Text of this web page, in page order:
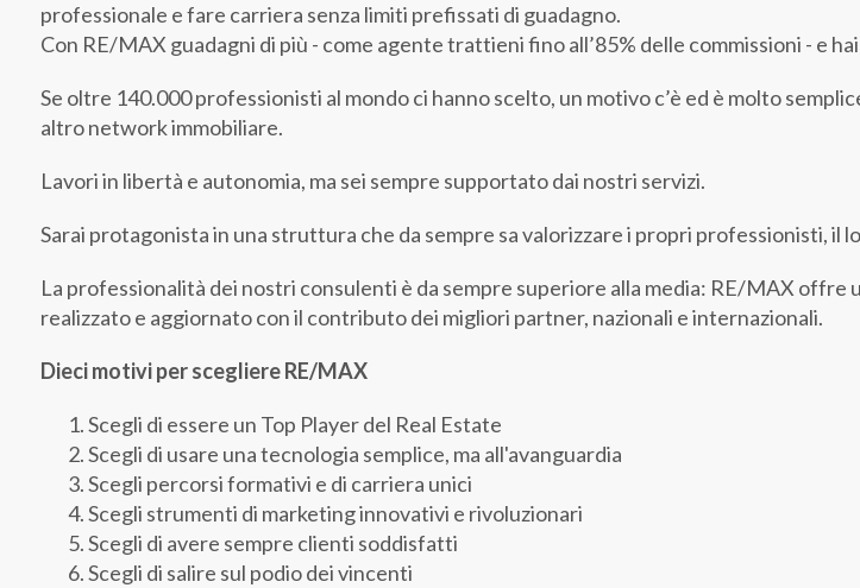
professionale e fare carriera senza limiti prefissati di guadagno.
Con RE/MAX guadagni di più - come agente trattieni fino all’85% delle commissioni - e
Se oltre 140.000 professionisti al mondo ci hanno scelto, un motivo c’è ed è molto
altro network immobiliare.
Lavori in libertà e autonomia, ma sei sempre supportato dai nostri servizi.
Sarai protagonista in una struttura che da sempre sa valorizzare i propri professionisti, il
La professionalità dei nostri consulenti è da sempre superiore alla media: RE/MAX
realizzato e aggiornato con il contributo dei migliori partner, nazionali e internazionali.
Dieci motivi per scegliere RE/MAX
Scegli di essere un Top Player del Real Estate
Scegli di usare una tecnologia semplice, ma all'avanguardia
Scegli percorsi formativi e di carriera unici
Scegli strumenti di marketing innovativi e rivoluzionari
Scegli di avere sempre clienti soddisfatti
Scegli di salire sul podio dei vincenti